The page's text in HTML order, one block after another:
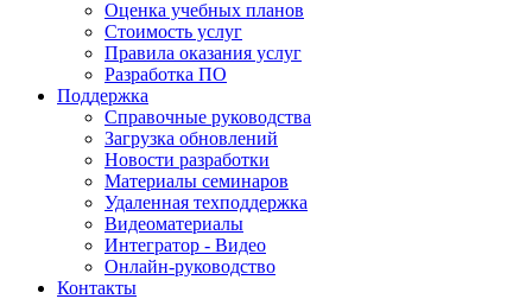
Оценка учебных планов
Стоимость услуг
Правила оказания услуг
Разработка ПО
Поддержка
Справочные руководства
Загрузка обновлений
Новости разработки
Материалы семинаров
Удаленная техподдержка
Видеоматериалы
Интегратор - Видео
Онлайн-руководство
Контакты